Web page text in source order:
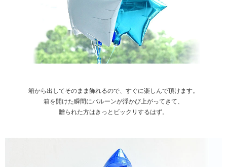
箱から出してそのまま飾れるので、すぐに楽しんで頂けます。
箱を開けた瞬間にバルーンが浮かび上がってきて、
贈られた方はきっとビックリするはず。